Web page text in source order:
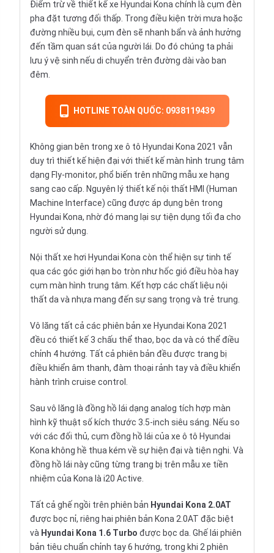
Điểm trừ về thiết kế xe Hyundai Kona chính là cụm đèn
pha đặt tương đối thấp. Trong điều kiện trời mưa hoặc
đường nhiều bụi, cụm đèn sẽ nhanh bẩn và ảnh hưởng
đến tầm quan sát của người lái. Do đó chúng ta phải
lưu ý vệ sinh nếu di chuyển trên đường dài vào ban
đêm.
HOTLINE TOÀN QUỐC: 0938119439
Không gian bên trong xe ô tô Hyundai Kona 2021 vẫn
duy trì thiết kế hiện đại với thiết kế màn hình trung tâm
dạng Fly-monitor, phổ biến trên những mẫu xe hạng
sang cao cấp. Nguyên lý thiết kế nội thất HMI (Human
Machine Interface) cũng được áp dụng bên trong
Hyundai Kona, nhờ đó mang lại sự tiện dụng tối đa cho
người sử dụng.
Nội thất xe hơi Hyundai Kona còn thể hiện sự tinh tế
qua các góc giới hạn bo tròn như hốc gió điều hòa hay
cụm màn hình trung tâm. Kết hợp các chất liệu nội
thất da và nhựa mang đến sự sang trọng và trẻ trung.
Vô lăng tất cả các phiên bản xe Hyundai Kona 2021
đều có thiết kế 3 chấu thể thao, bọc da và có thể điều
chỉnh 4 hướng. Tất cả phiên bản đều được trang bị
điều khiển âm thanh, đàm thoại rảnh tay và điều khiển
hành trình cruise control.
Sau vô lăng là đồng hồ lái dạng analog tích hợp màn
hình kỹ thuật số kích thước 3.5-inch siêu sáng. Nếu so
với các đối thủ, cụm đồng hồ lái của xe ô tô Hyundai
Kona không hề thua kém về sự hiện đại và tiện nghi. Và
đồng hồ lái này cũng từng trang bị trên mẫu xe tiền
nhiệm của Kona là i20 Active.
Tất cả ghế ngồi trên phiên bản Hyundai Kona 2.0AT
được bọc nỉ, riêng hai phiên bản Kona 2.0AT đặc biệt
và Hyundai Kona 1.6 Turbo được bọc da. Ghế lái phiên
bản tiêu chuẩn chỉnh tay 6 hướng, trong khi 2 phiên